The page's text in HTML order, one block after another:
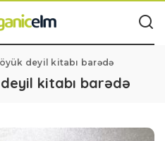
deyil kitabı barədə
kitabı barədə